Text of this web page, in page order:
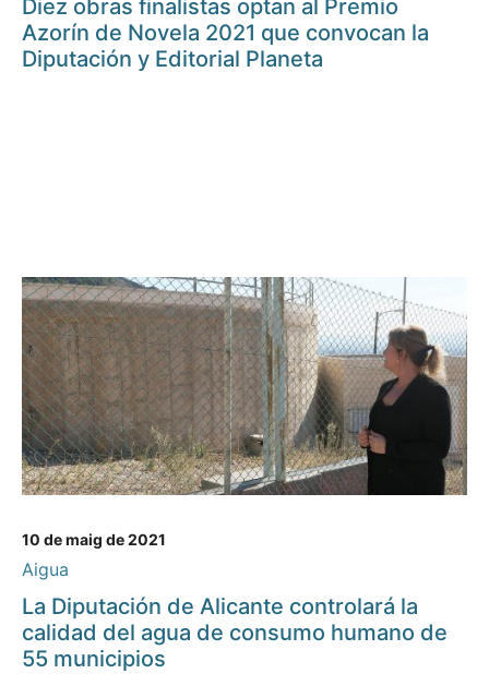
Diez obras finalistas optan al Premio
Azorín de Novela 2021 que convocan la
Diputación y Editorial Planeta
10 de maig de 2021
Aigua
La Diputación de Alicante controlará la
calidad del agua de consumo humano de
55 municipios